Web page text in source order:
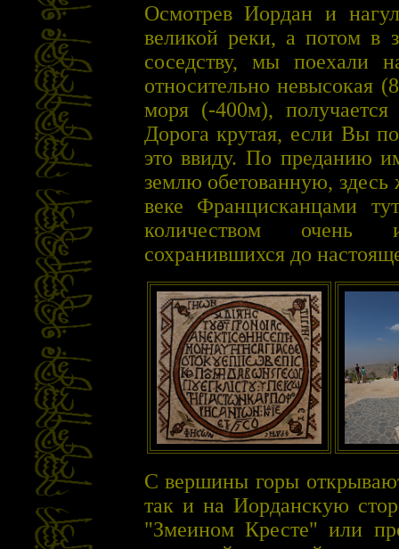
Осмотрев Иордан и
великой реки, а потом в
соседству, мы поехали
относительно невысокая
моря (-400м),
Дорога крутая, если Вы
это ввиду. По преданию
землю обетованную,
веке Францисканцами
количеством очень
сохранившихся до
С вершины горы
так и на Иорданскую
"Змеином Кресте" или